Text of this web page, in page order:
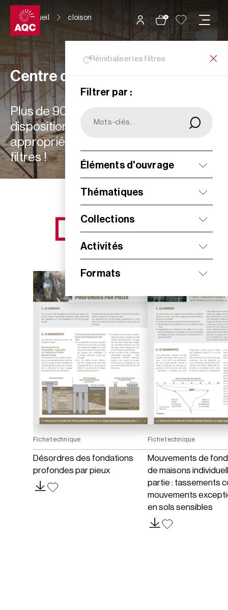
Panneau de gestion des cookies
0
Accueil cloison
Réinitialiser les filtres
Filtrer par :
Éléments d'ouvrage
Thématiques
Collections
Activités
Formats
Centre de ressources
Plus de 900 ressources à votre
disposition : choisissez les plus
appropriées à vos besoins grâce aux
filtres !
NOS NOUVEAUTÉS
Fiche technique
Désordres des fondations
profondes par pieux
Fiche technique
Mouvements de
de maisons
partie : tassements
mouvements
en sols sensibles